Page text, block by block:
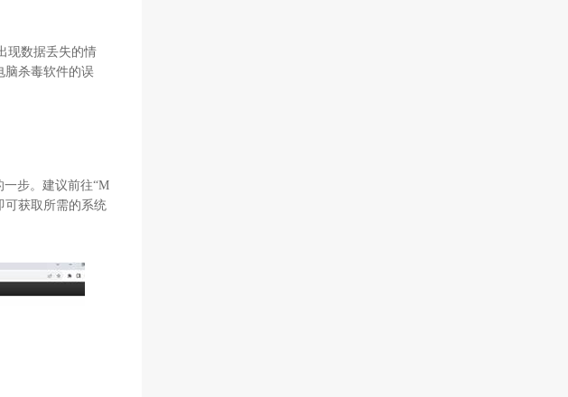
现数据丢失的情
脑杀毒软件的误
步。建议前往“M
可获取所需的系统